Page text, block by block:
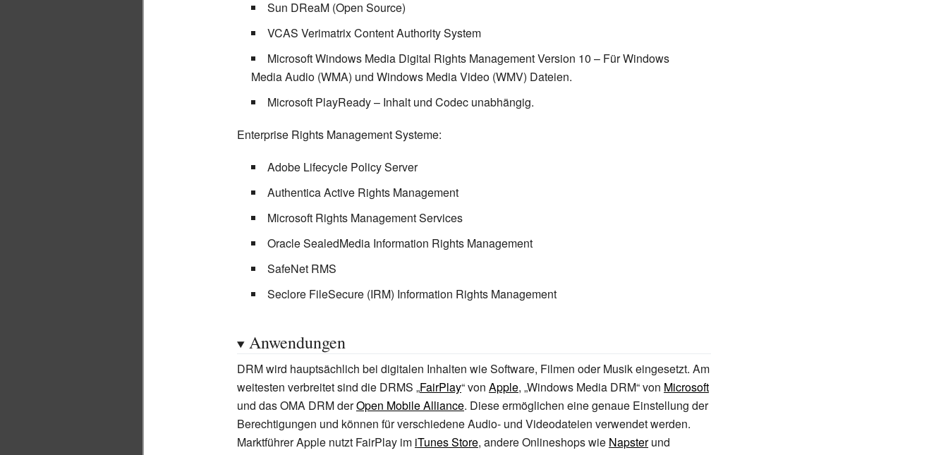
Sun DReaM (Open Source)
VCAS Verimatrix Content Authority System
Microsoft Windows Media Digital Rights Management Version 10 – Für Windows
Media Audio (WMA) und Windows Media Video (WMV) Dateien.
Microsoft PlayReady – Inhalt und Codec unabhängig.
Enterprise Rights Management Systeme:
Adobe Lifecycle Policy Server
Authentica Active Rights Management
Microsoft Rights Management Services
Oracle SealedMedia Information Rights Management
SafeNet RMS
Seclore FileSecure (IRM) Information Rights Management
Anwendungen
DRM wird hauptsächlich bei digitalen Inhalten wie Software, Filmen oder Musik eingesetzt. Am
weitesten verbreitet sind die DRMS „FairPlay“ von Apple, „Windows Media DRM“ von Microsoft
und das OMA DRM derOpen Mobile Alliance. Diese ermöglichen eine genaue Einstellung der
Berechtigungen und können für verschiedene Audio- und Videodateien verwendet werden.
Marktführer Apple nutzt FairPlay im iTunes Store, andere Onlineshops wie Napsterund